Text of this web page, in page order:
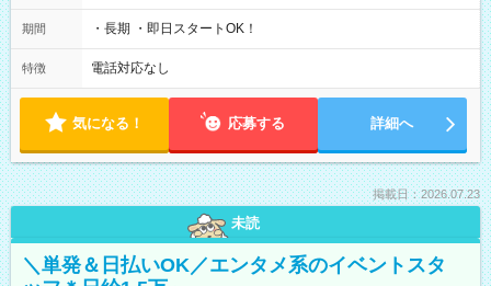
期間 ・長期 ・即日スタートOK！
特徴 電話対応なし
気になる！ 応募する 詳細へ
掲載日：2026.07.23
未読
＼単発＆日払いOK／エンタメ系のイベントスタ